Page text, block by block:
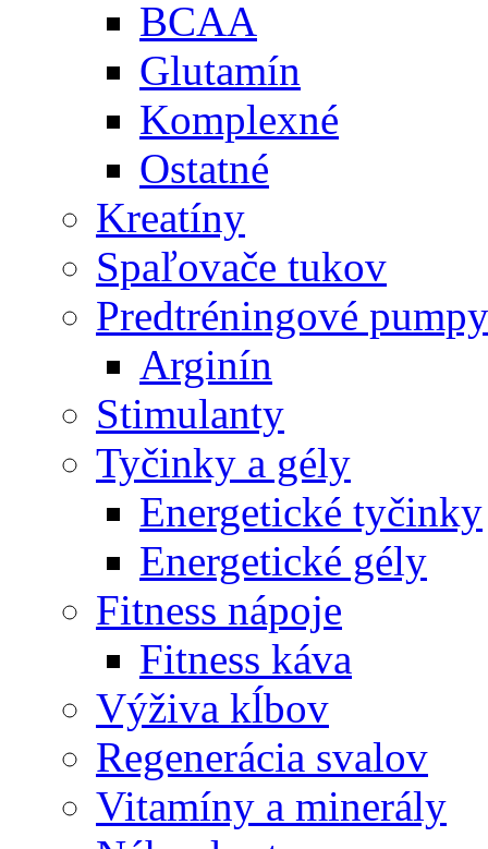
BCAA
Glutamín
Komplexné
Ostatné
Kreatíny
Spaľovače tukov
Predtréningové pumpy
Arginín
Stimulanty
Tyčinky a gély
Energetické tyčinky
Energetické gély
Fitness nápoje
Fitness káva
Výživa kĺbov
Regenerácia svalov
Vitamíny a minerály